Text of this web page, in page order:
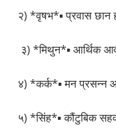
२) *वृषभ*▪️ प्रवास छान
३) *मिथुन*▪️ आर्थिक
४) *कर्क*▪️ मन प्रसन्न
५) *सिंह*▪ कौंटुबिक